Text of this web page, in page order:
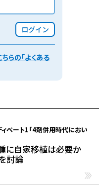
ログイン
ちらの「よくある
ィベート1「4剤併用時代におい
に自家移植は必要か
討論